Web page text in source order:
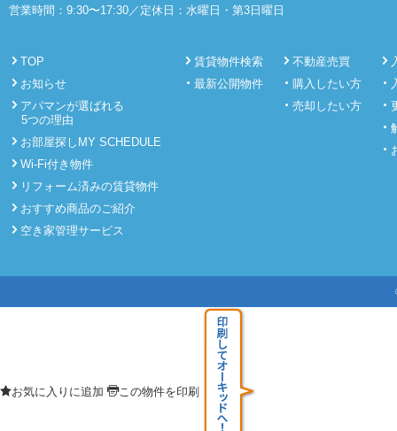
営業時間：9:30〜17:30／定休日：水曜日・第3日曜日
TOP
お知らせ
アパマンが選ばれる
5つの理由
お部屋探しMY SCHEDULE
Wi-Fi付き物件
リフォーム済みの賃貸物件
おすすめ商品のご紹介
空き家管理サービス
賃貸物件検索
最新公開物件
不動産売買
購入したい方
売却したい方
お気に入りに追加 この物件を印刷